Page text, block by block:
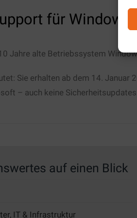
für
Jahre alte Betriebssystem
Sie erhalten ab dem 14.
– auch keine
auf einen Blick
IT & Infrastruktur